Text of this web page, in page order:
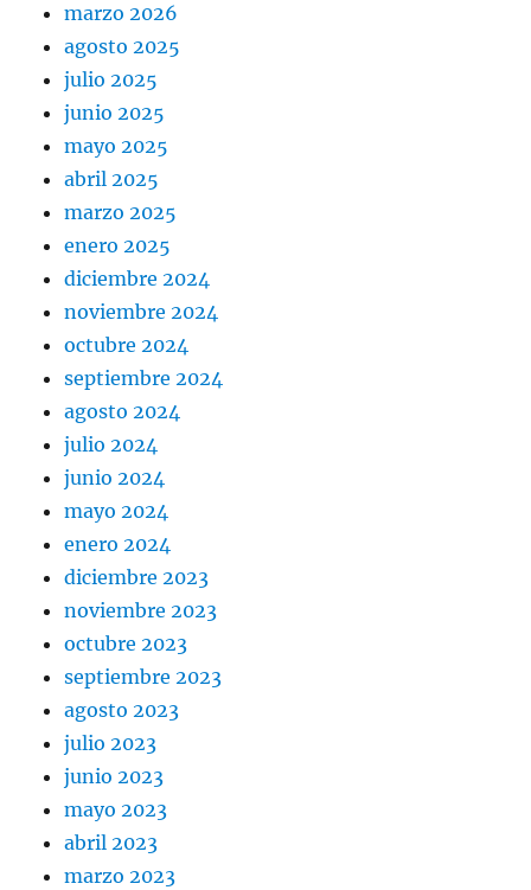
marzo 2026
agosto 2025
julio 2025
junio 2025
mayo 2025
abril 2025
marzo 2025
enero 2025
diciembre 2024
noviembre 2024
octubre 2024
septiembre 2024
agosto 2024
julio 2024
junio 2024
mayo 2024
enero 2024
diciembre 2023
noviembre 2023
octubre 2023
septiembre 2023
agosto 2023
julio 2023
junio 2023
mayo 2023
abril 2023
marzo 2023